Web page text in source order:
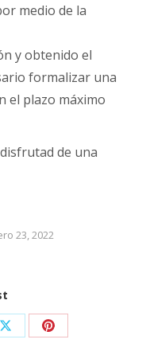
medio de la
y obtenido el
formalizar una
el plazo máximo
de una
23, 2022
Share Share